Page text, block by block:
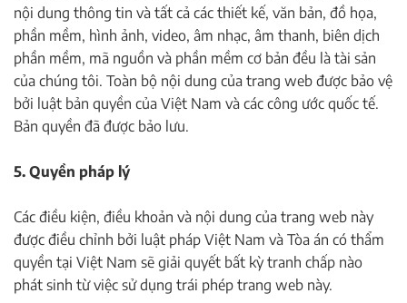
nội dung thông tin và tất cả các thiết kế, văn bản, đồ họa,
phần mềm, hình ảnh, video, âm nhạc, âm thanh, biên dịch
phần mềm, mã nguồn và phần mềm cơ bản đều là tài sản
của chúng tôi. Toàn bộ nội dung của trang web được bảo vệ
bởi luật bản quyền của Việt Nam và các công ước quốc tế.
Bản quyền đã được bảo lưu.
5. Quyền pháp lý
Các điều kiện, điều khoản và nội dung của trang web này
được điều chỉnh bởi luật pháp Việt Nam và Tòa án có thẩm
quyền tại Việt Nam sẽ giải quyết bất kỳ tranh chấp nào
phát sinh từ việc sử dụng trái phép trang web này.